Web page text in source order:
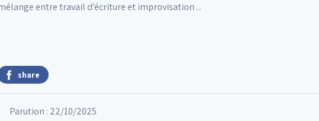
entre travail d’écriture et improvisation ...
share
Parution : 22/10/2025